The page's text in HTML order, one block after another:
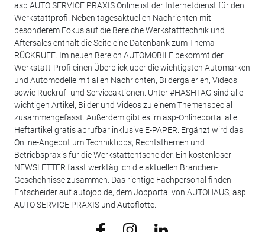
asp AUTO SERVICE PRAXIS Online ist der Internetdienst für den
Werkstattprofi. Neben tagesaktuellen Nachrichten mit
besonderem Fokus auf die Bereiche Werkstatttechnik und
Aftersales enthält die Seite eine Datenbank zum Thema
RÜCKRUFE. Im neuen Bereich AUTOMOBILE bekommt der
Werkstatt-Profi einen Überblick über die wichtigsten Automarken
und Automodelle mit allen Nachrichten, Bildergalerien, Videos
sowie Rückruf- und Serviceaktionen. Unter #HASHTAG sind alle
wichtigen Artikel, Bilder und Videos zu einem Themenspecial
zusammengefasst. Außerdem gibt es im asp-Onlineportal alle
Heftartikel gratis abrufbar inklusive E-PAPER. Ergänzt wird das
Online-Angebot um Techniktipps, Rechtsthemen und
Betriebspraxis für die Werkstattentscheider. Ein kostenloser
NEWSLETTER fasst werktäglich die aktuellen Branchen-
Geschehnisse zusammen. Das richtige Fachpersonal finden
Entscheider auf autojob.de, dem Jobportal von AUTOHAUS, asp
AUTO SERVICE PRAXIS und Autoflotte.